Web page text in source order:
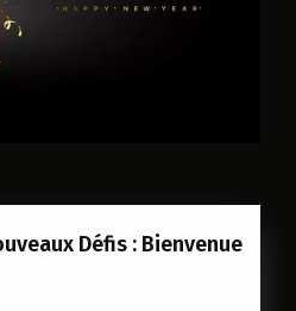
Défis : Bienvenue